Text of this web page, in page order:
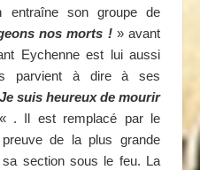
entraîne son groupe de
nos morts !» avant
Eychenne est lui aussi
parvient à dire à ses
Je suis heureux de mourir
. Il est remplacé par le
de la plus grande
sa section sous le feu. La